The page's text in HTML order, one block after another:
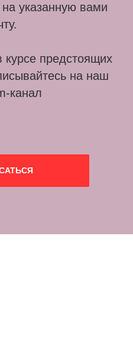
указанную вами
курсе предстоящих
на наш
канал